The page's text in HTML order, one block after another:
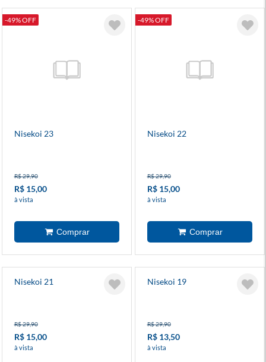
-49% OFF
Nisekoi 23
R$ 29,90
R$ 15,00
à vista
-49% OFF
Nisekoi 22
R$ 29,90
R$ 15,00
à vista
Nisekoi 21
R$ 29,90
R$ 15,00
à vista
Nisekoi 19
R$ 29,90
R$ 13,50
à vista